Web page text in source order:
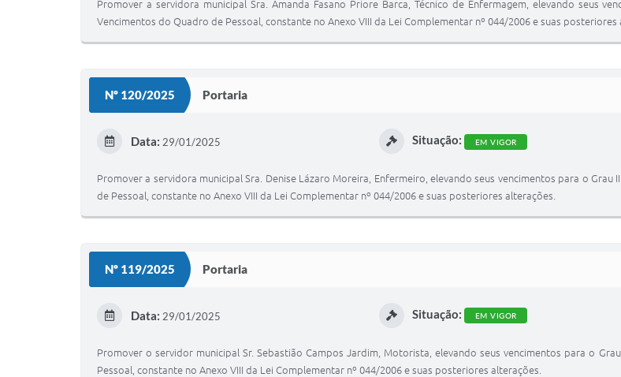
Promover a servidora municipal Sra. Amanda Fasano Priore Barca, Técnico de Enfermagem, elevando seus
Vencimentos do Quadro de Pessoal, constante no Anexo VIII da Lei Complementar nº 044/2006 e suas posteriores
Nº 120/2025 Portaria
Data: 29/01/2025 Situação: EM VIGOR
Promover a servidora municipal Sra. Denise Lázaro Moreira, Enfermeiro, elevando seus vencimentos para o
de Pessoal, constante no Anexo VIII da Lei Complementar nº 044/2006 e suas posteriores alterações.
Nº 119/2025 Portaria
Data: 29/01/2025 Situação: EM VIGOR
Promover o servidor municipal Sr. Sebastião Campos Jardim, Motorista, elevando seus vencimentos para o
Pessoal, constante no Anexo VIII da Lei Complementar nº 044/2006 e suas posteriores alterações.